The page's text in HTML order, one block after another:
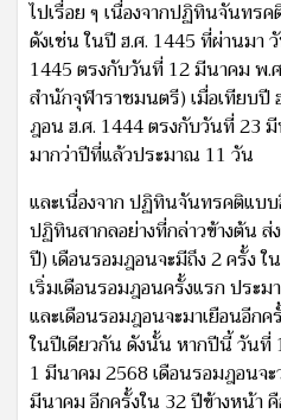
ไปเรื่อย ๆ เนื่องจากปฏิทินจันทร
ดังเช่น ในปี ฮ.ศ. 1445 ที่ผ่านมา
1445 ตรงกับวันที่ 12 มีนาคม พ.
สำนักจุฬาราชมนตรี) เมื่อเทียบปี
ฎอน ฮ.ศ. 1444 ตรงกับวันที่ 23
มากว่าปีที่แล้วประมาณ 11 วัน
และเนื่องจาก ปฏิทินจันทรคติแบ
ปฏิทินสากลอย่างที่กล่าวข้างต้น ส่
ปี) เดือนรอมฎอนจะมีถึง 2 ครั้ง
เริ่มเดือนรอมฎอนครั้งแรก ประ
และเดือนรอมฎอนจะมาเยือนอีก
ในปีเดียวกัน ดังนั้น หากปีนี้ วันที่
1 มีนาคม 2568 เดือนรอมฎอนจ
มีนาคม อีกครั้งใน 32 ปีข้างหน้า